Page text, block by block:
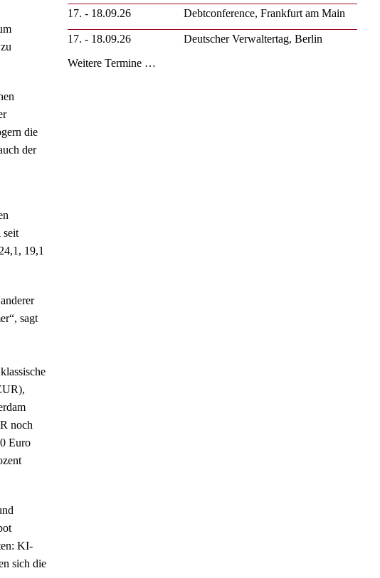
die
der
seit
19,1
sagt
noch
Euro
KI-
sich die
17. - 18.09.26 Debtconference, Frankfurt am Main
17. - 18.09.26
Deutscher Verwaltertag, Berlin
Weitere Termine …